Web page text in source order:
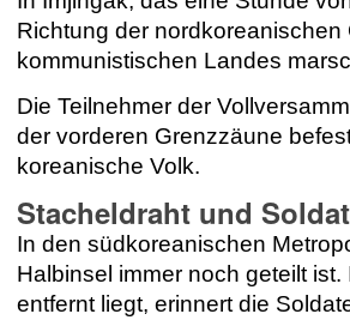
Richtung der
kommunistischen Landes
Die Teilnehmer der
der vorderen Grenzzäune
koreanische Volk.
Stacheldraht und
In den südkoreanischen
Halbinsel immer noch geteilt
entfernt liegt, erinnert die